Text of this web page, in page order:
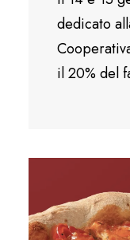
dedicato
il 20% del